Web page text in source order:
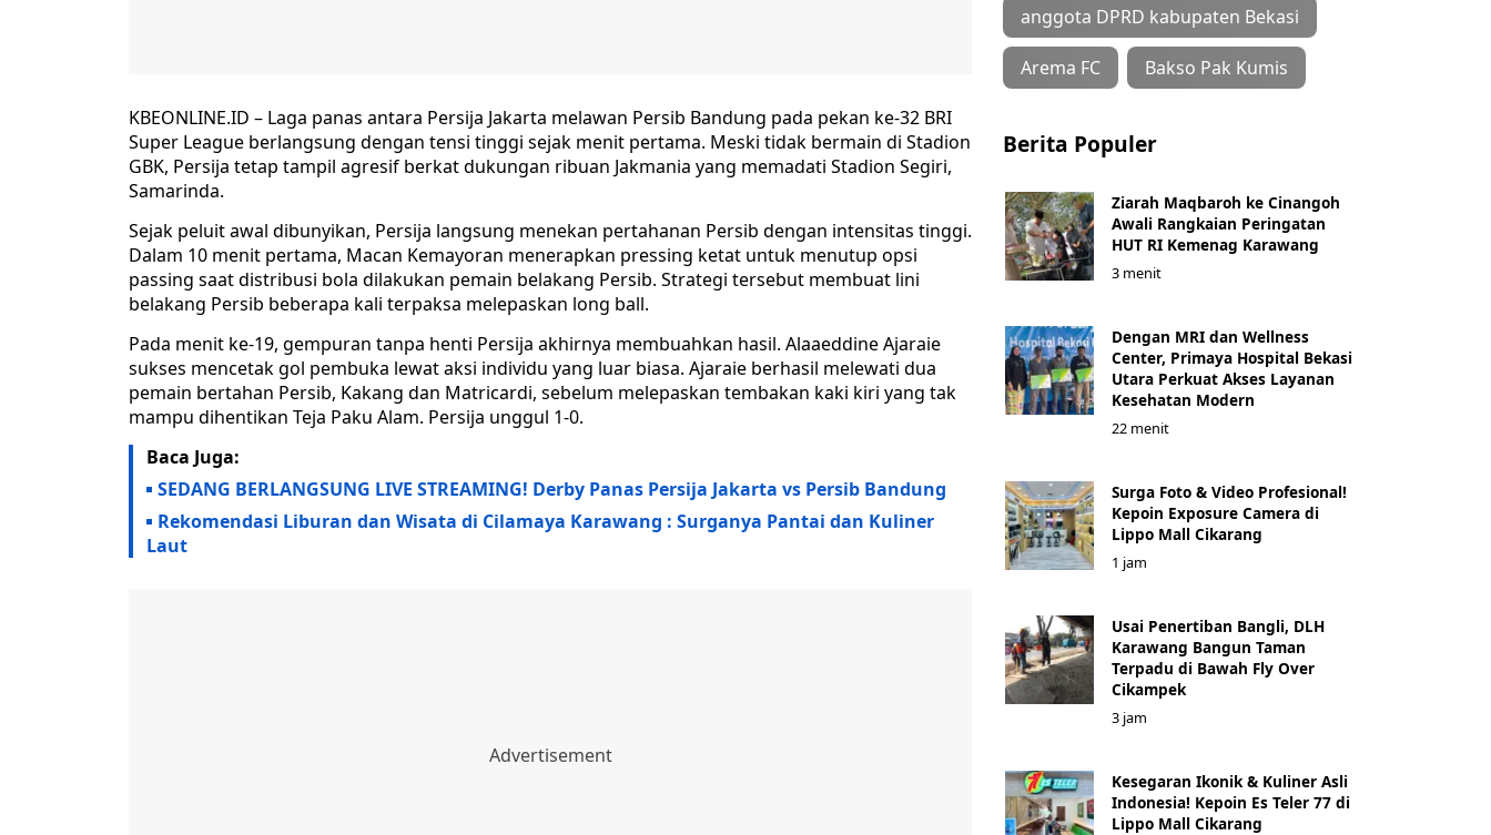
KBEONLINE.ID – Laga panas antara Persija Jakarta melawan Persib Bandung pada pekan ke-32 BRI
Super League berlangsung dengan tensi tinggi sejak menit pertama. Meski tidak bermain di Stadion
GBK, Persija tetap tampil agresif berkat dukungan ribuan Jakmania yang memadati Stadion Segiri,
Samarinda.
Sejak peluit awal dibunyikan, Persija langsung menekan pertahanan Persib dengan intensitas tinggi.
Dalam 10 menit pertama, Macan Kemayoran menerapkan pressing ketat untuk menutup opsi
passing saat distribusi bola dilakukan pemain belakang Persib. Strategi tersebut membuat lini
belakang Persib beberapa kali terpaksa melepaskan long ball.
Pada menit ke-19, gempuran tanpa henti Persija akhirnya membuahkan hasil. Alaaeddine Ajaraie
sukses mencetak gol pembuka lewat aksi individu yang luar biasa. Ajaraie berhasil melewati dua
pemain bertahan Persib, Kakang dan Matricardi, sebelum melepaskan tembakan kaki kiri yang tak
mampu dihentikan Teja Paku Alam. Persija unggul 1-0.
Baca Juga:
SEDANG BERLANGSUNG LIVE STREAMING! Derby Panas Persija Jakarta vs Persib Bandung
Rekomendasi Liburan dan Wisata di Cilamaya Karawang : Surganya Pantai dan Kuliner
Laut
anggota DPRD kabupaten Bekasi
Arema FC Bakso Pak Kumis
Berita Populer
Ziarah Maqbaroh ke Cinangoh
Awali Rangkaian Peringatan
HUT RI Kemenag Karawang
3 menit
Dengan MRI dan Wellness
Center, Primaya Hospital Bekasi
Utara Perkuat Akses Layanan
Kesehatan Modern
22 menit
Surga Foto & Video Profesional!
Kepoin Exposure Camera di
Lippo Mall Cikarang
1 jam
Usai Penertiban Bangli, DLH
Karawang Bangun Taman
Terpadu di Bawah Fly Over
Cikampek
3 jam
Kesegaran Ikonik & Kuliner Asli
Indonesia! Kepoin Es Teler 77 di
Lippo Mall Cikarang